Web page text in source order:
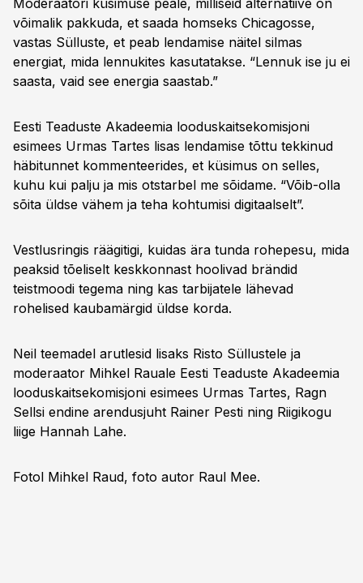
Moderaatori küsimuse peale, milliseid alternatiive on
võimalik pakkuda, et saada homseks Chicagosse,
vastas Sülluste, et peab lendamise näitel silmas
energiat, mida lennukites kasutatakse. “Lennuk ise ju ei
saasta, vaid see energia saastab.”
Eesti Teaduste Akadeemia looduskaitsekomisjoni
esimees Urmas Tartes lisas lendamise tõttu tekkinud
häbitunnet kommenteerides, et küsimus on selles,
kuhu kui palju ja mis otstarbel me sõidame. “Võib-olla
sõita üldse vähem ja teha kohtumisi digitaalselt”.
Vestlusringis räägitigi, kuidas ära tunda rohepesu, mida
peaksid tõeliselt keskkonnast hoolivad brändid
teistmoodi tegema ning kas tarbijatele lähevad
rohelised kaubamärgid üldse korda.
Neil teemadel arutlesid lisaks Risto Süllustele ja
moderaator Mihkel Rauale Eesti Teaduste Akadeemia
looduskaitsekomisjoni esimees Urmas Tartes, Ragn
Sellsi endine arendusjuht Rainer Pesti ning Riigikogu
liige Hannah Lahe.
Fotol Mihkel Raud, foto autor Raul Mee.